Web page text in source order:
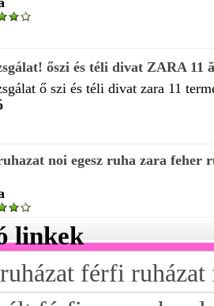
őszi és téli divat ZARA 11
ő szi és téli divat zara 11
noi egesz ruha zara feher
linkek
férfi